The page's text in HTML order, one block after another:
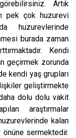
Artık
pek çok huzurevi
huzurevlerinde
burada zaman
Kendi
geçirmek zorunda
kendi yaş grupları
geliştirmekte
dolu dolu vakit
araştırmalar
kalan
önüne sermektedir.